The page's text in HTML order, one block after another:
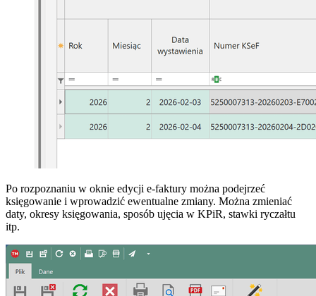
Po rozpoznaniu w oknie edycji e-faktury można podejrzeć
księgowanie i wprowadzić ewentualne zmiany. Można zmieniać
daty, okresy księgowania, sposób ujęcia w KPiR, stawki ryczałtu
itp.